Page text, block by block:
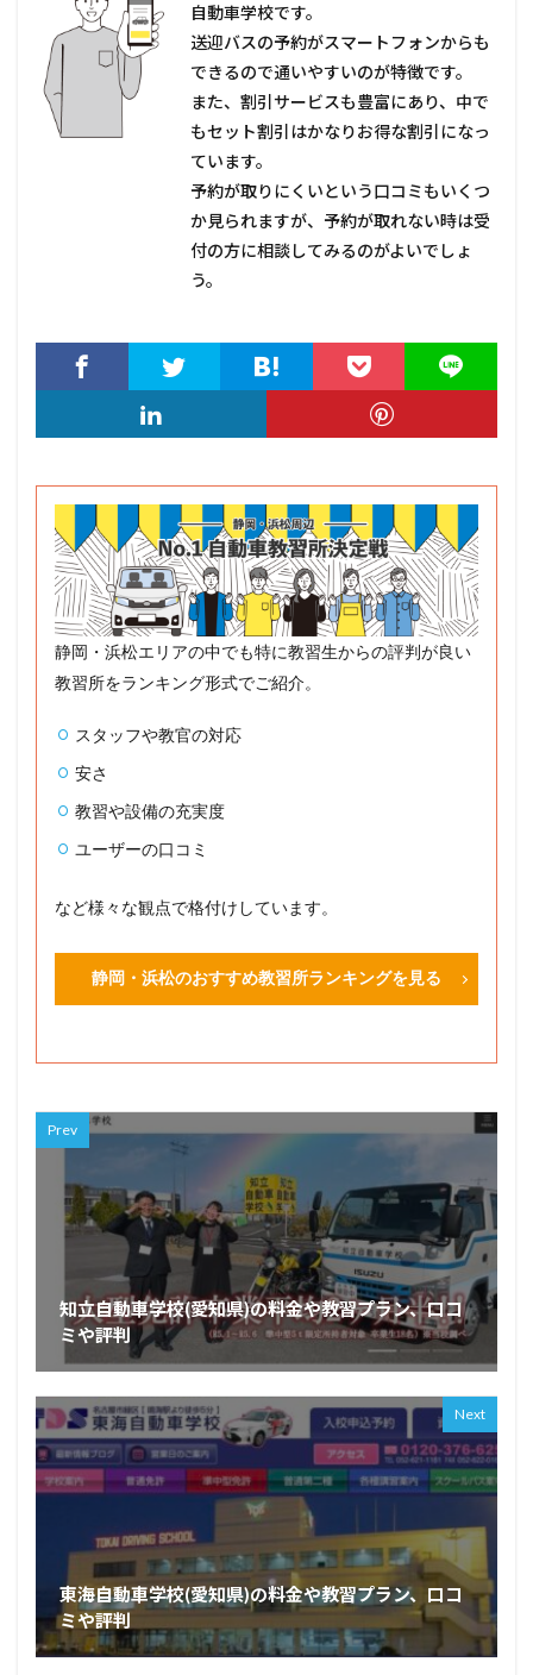
自動車学校です。
送迎バスの予約がスマートフォンからも
できるので通いやすいのが特徴です。
また、割引サービスも豊富にあり、中で
もセット割引はかなりお得な割引になっ
ています。
予約が取りにくいという口コミもいくつ
か見られますが、予約が取れない時は受
付の方に相談してみるのがよいでしょ
う。
静岡・浜松エリアの中でも特に教習生からの評判が良い
教習所をランキング形式でご紹介。
スタッフや教官の対応
安さ
教習や設備の充実度
ユーザーの口コミ
など様々な観点で格付けしています。
静岡・浜松のおすすめ教習所ランキングを見る
Prev
知立自動車学校(愛知県)の料金や教習プラン、口コ
ミや評判
Next
東海自動車学校(愛知県)の料金や教習プラン、口コ
ミや評判